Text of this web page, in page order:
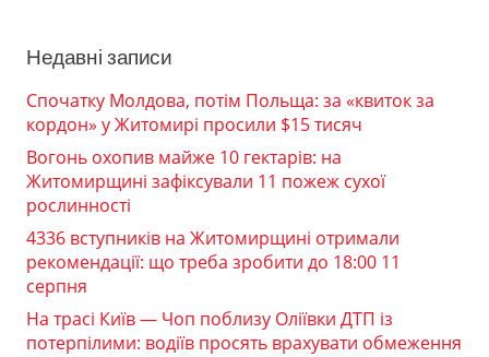
Недавні записи
Спочатку Молдова, потім Польща: за «квиток за
кордон» у Житомирі просили $15 тисяч
Вогонь охопив майже 10 гектарів: на
Житомирщині зафіксували 11 пожеж сухої
рослинності
4336 вступників на Житомирщині отримали
рекомендації: що треба зробити до 18:00 11
серпня
На трасі Київ — Чоп поблизу Оліївки ДТП із
потерпілими: водіїв просять врахувати обмеження